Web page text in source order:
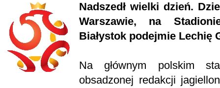
Nadszedł wielki dzień.
Warszawie, na
Białystok podejmie Lechię
Na głównym polskim
obsadzonej redakcji